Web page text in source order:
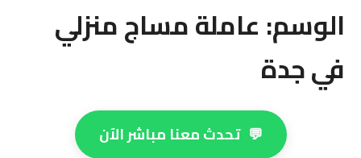
الوسم: عاملة مساج منزلي
في جدة
💬 تحدث معنا مباشر الآن